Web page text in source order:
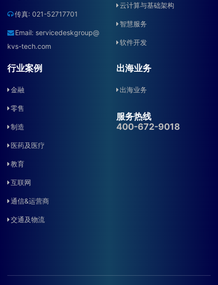
传真: 021-52717701
Email: servicedeskgroup@
kvs-tech.com
云计算与基础架构
智慧服务
软件开发
行业案例
金融
零售
制造
医药及医疗
教育
互联网
通信&运营商
交通及物流
出海业务
出海业务
服务热线
400-672-9018